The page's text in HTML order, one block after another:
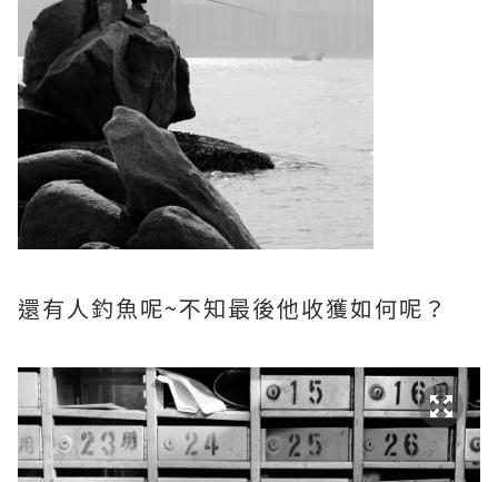
還有人釣魚呢~不知最後他收獲如何呢？